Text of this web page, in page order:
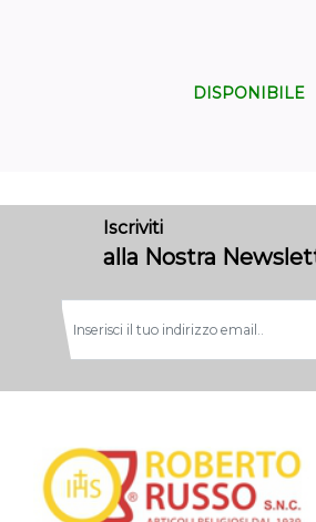
DISPONIBILE
Iscriviti
alla Nostra